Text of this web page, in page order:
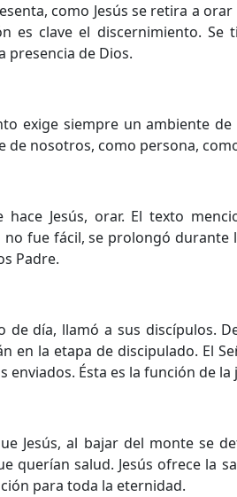
como Jesús se retira a
es clave el discernimiento.
presencia de Dios.
exige siempre un ambiente
de nosotros, como persona,
hace Jesús, orar. El texto
fue fácil, se prolongó durante
Padre.
de día, llamó a sus discípulos.
en la etapa de discipulado. El
enviados. Ésta es la función de
Jesús, al bajar del monte se
querían salud. Jesús ofrece la
para toda la eternidad.